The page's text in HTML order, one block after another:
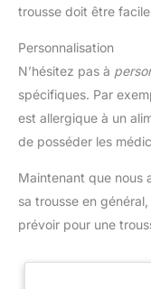
trousse doit être
Personnalisation
N’hésitez pas à
spécifiques. Par
est allergique à un
de posséder les
Maintenant que nous
sa trousse en
prévoir pour une